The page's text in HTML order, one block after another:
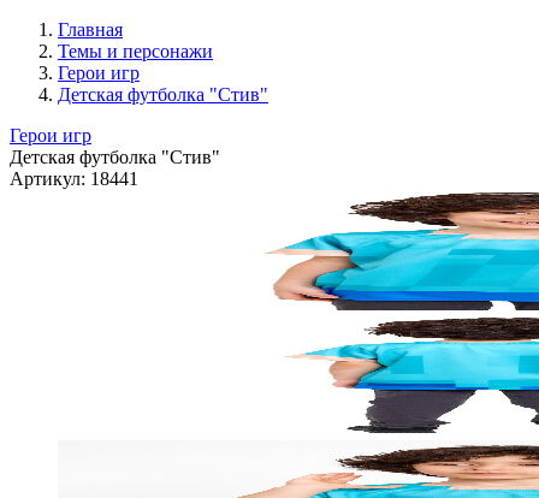
Главная
Темы и персонажи
Герои игр
Детская футболка "Стив"
Герои игр
Детская футболка "Стив"
Артикул: 18441